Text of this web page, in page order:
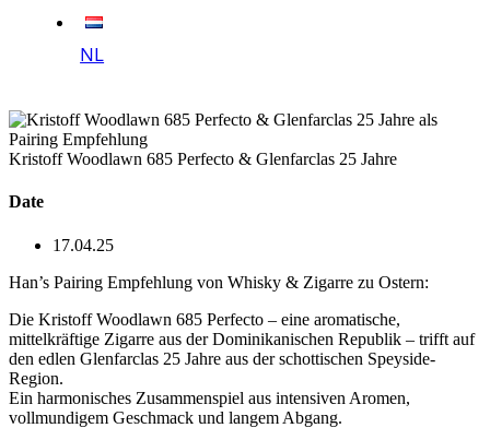
NL
Kristoff Woodlawn 685 Perfecto & Glenfarclas 25 Jahre
Date
17.04.25
Han’s Pairing Empfehlung von Whisky & Zigarre zu Ostern:
Die Kristoff Woodlawn 685 Perfecto – eine aromatische,
mittelkräftige Zigarre aus der Dominikanischen Republik – trifft auf
den edlen Glenfarclas 25 Jahre aus der schottischen Speyside-
Region.
Ein harmonisches Zusammenspiel aus intensiven Aromen,
vollmundigem Geschmack und langem Abgang.